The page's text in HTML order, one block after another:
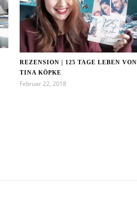
REZENSION | 125 TAGE LEBEN VON
TINA KÖPKE
Februar 22, 2018